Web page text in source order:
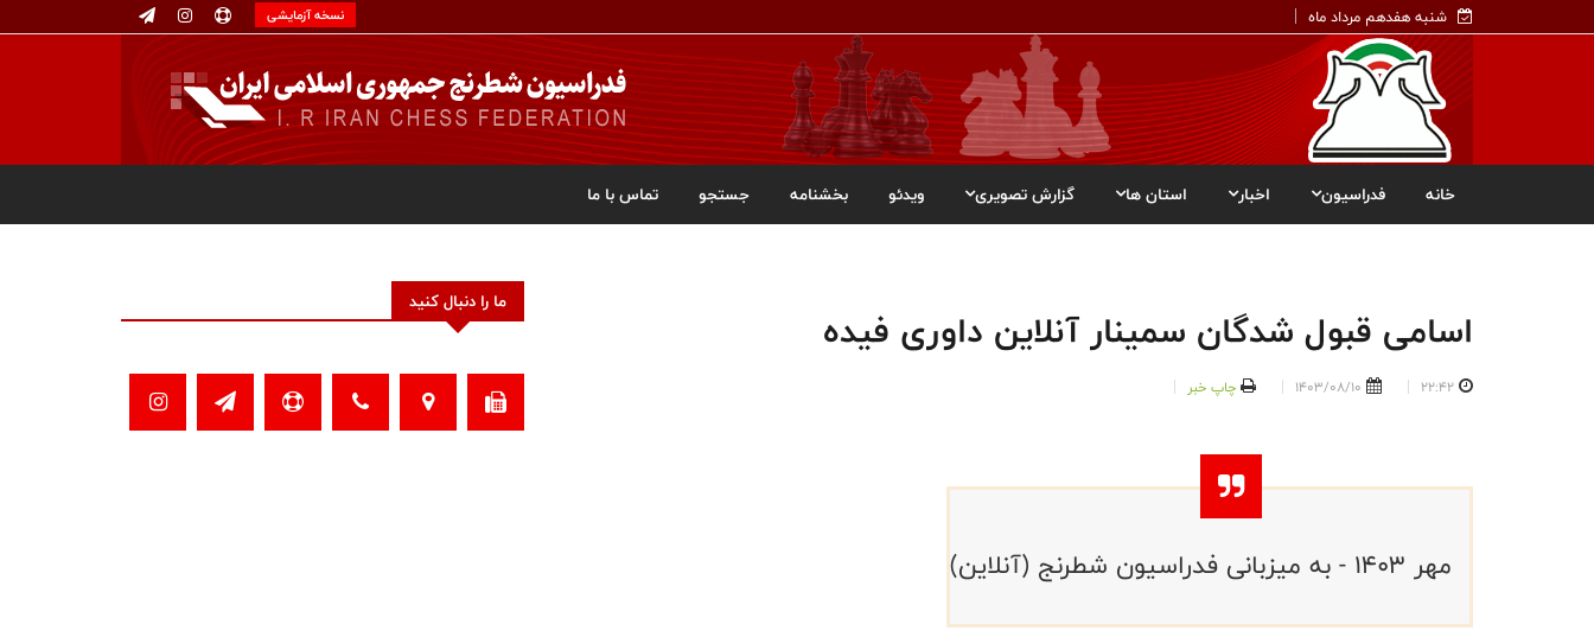
شنبه هفدهم مرداد ماه نسخه آزمایشی
خانه فدراسیون اخبار استان ها گزارش تصویری ویدئو بخشنامه جستجو تماس با ما
اسامی قبول شدگان سمینار آنلاین داوری فیده
22:42
1403/08/10 چاپ خبر
مهر ۱۴۰۳ - به میزبانی فدراسیون شطرنج (آنلاین)
ما را دنبال کنید